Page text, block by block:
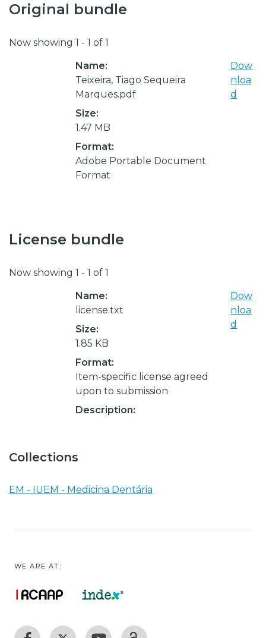
Original bundle
Now showing 1 - 1 of 1
Name:
Teixeira, Tiago Sequeira
Marques.pdf
Size:
1.47 MB
Format:
Adobe Portable Document
Format
Dow
nloa
d
License bundle
Now showing 1 - 1 of 1
Name:
license.txt
Size:
1.85 KB
Format:
Item-specific license agreed
upon to submission
Description:
Dow
nloa
d
Collections
EM - IUEM - Medicina Dentária
WE ARE AT: